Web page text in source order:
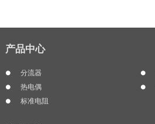
产品中心
分流器
热电偶
标准电阻